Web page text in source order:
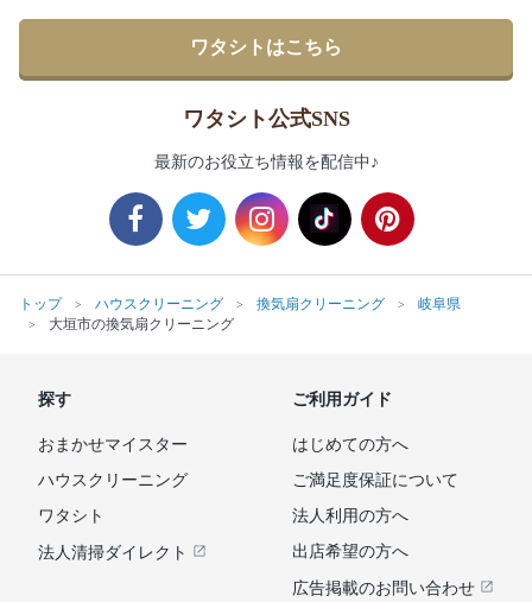
ワタシトはこちら
ワタシト公式SNS
最新のお役立ち情報を配信中♪
トップ ハウスクリーニング 換気扇クリーニング
岐阜県
大垣市の換気扇クリーニング
探す
おまかせマイスター
ハウスクリーニング
ワタシト
法人清掃ダイレクト
ご利用ガイド
はじめての方へ
ご満足度保証について
法人利用の方へ
出店希望の方へ
広告掲載のお問い合わせ